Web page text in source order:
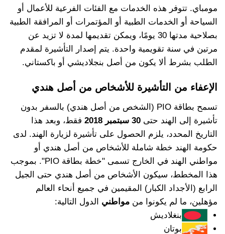
مومباي. تتوفر هذه الخدمات مع الفئات الفرعية للأعمال أو
السياحة أو الخدمات الطبية أو المؤتمرات أو المرافقة الطبية
بصلاحية مدتها 30 يومًا، ويمكن تقديمها لمدة لا تزيد عن
مرتين في سنة تقويمية واحدة. يتم إصدار التأشيرة لمقدم
الطلب بشرط ألا يكون من أصل بنجلاديشي أو باكستاني.
الإعفاء من التأشيرة للأشخاص من أصل هندي
تسمح بطاقة PIO (الشخص من أصل هندي) بالسفر بدون
تأشيرة إلى الهند حتى 30 سبتمبر 2018
فقط، وبعد هذا
التاريخ المحدد، يلزم الحصول على تأشيرة لزيارة الهند. لدى
حكومة الهند خطة شاملة للأشخاص من أصل هندي أو
مواطني الهند في الخارج تسمى "خطة بطاقة PIO". بموجب
هذا المخطط، سيكون الأشخاص من أصل هندي حتى الجيل
الرابع (الأجداد الكبار) المقيمين في جميع أنحاء العالم
مؤهلين، ما لم يكونوا من مواطني الدول التالية:
بنغلاديش
بوتان